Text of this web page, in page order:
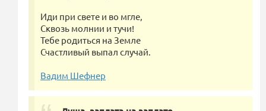
Иди при свете и во мгле,
Сквозь молнии и тучи!
Тебе родиться на Земле
Счастливый выпал случай.
Вадим Шефнер